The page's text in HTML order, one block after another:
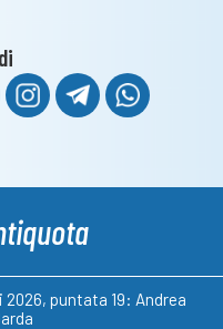
2026, puntata 19: Andrea